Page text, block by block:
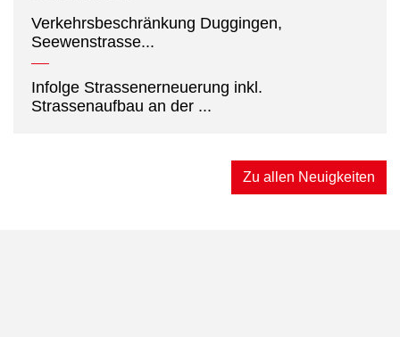
Verkehrsbeschränkung Duggingen,
Seewenstrasse...
Infolge Strassenerneuerung inkl.
Strassenaufbau an der ...
Zu allen Neuigkeiten